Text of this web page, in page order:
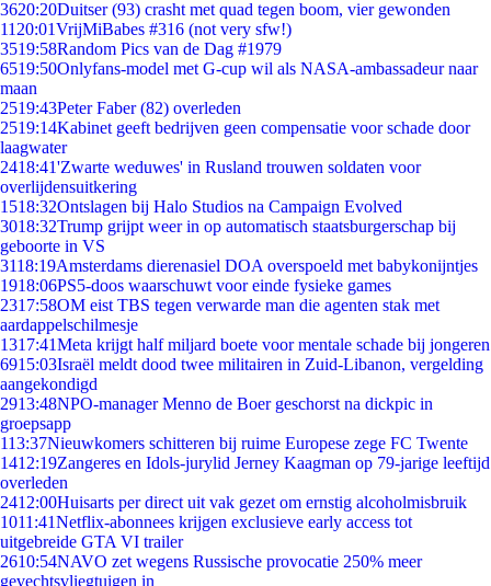
3620:20Duitser (93) crasht met quad tegen boom, vier gewonden
11 20:01VrijMiBabes #316 (not very sfw!)
3519:58Random Pics van de Dag #1979
6519:50Onlyfans-model met G-cup wil als NASA-ambassadeur naar
maan
2519:43Peter Faber (82) overleden
2519:14Kabinet geeft bedrijven geen compensatie voor schade door
laagwater
2418:41'Zwarte weduwes' in Rusland trouwen soldaten voor
overlijdensuitkering
1518:32Ontslagen bij Halo Studios na Campaign Evolved
3018:32Trump grijpt weer in op automatisch staatsburgerschap bij
geboorte in VS
3118:19Amsterdams dierenasiel DOA overspoeld met babykonijntjes
1918:06PS5-doos waarschuwt voor einde fysieke games
2317:58OM eist TBS tegen verwarde man die agenten stak met
aardappelschilmesje
1317:41Meta krijgt half miljard boete voor mentale schade bij jongeren
6915:03Israël meldt dood twee militairen in Zuid-Libanon, vergelding
aangekondigd
2913:48NPO-manager Menno de Boer geschorst na dickpic in
groepsapp
113:37Nieuwkomers schitteren bij ruime Europese zege FC Twente
1412:19Zangeres en Idols-jurylid Jerney Kaagman op 79-jarige leeftijd
overleden
2412:00Huisarts per direct uit vak gezet om ernstig alcoholmisbruik
1011:41Netflix-abonnees krijgen exclusieve early access tot
uitgebreide GTA VI trailer
2610:54NAVO zet wegens Russische provocatie 250% meer
gevechtsvliegtuigen in